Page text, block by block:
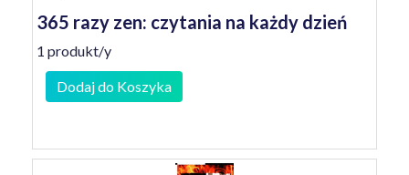
365 razy zen: czytania na każdy dzień
1 produkt/y
Dodaj do Koszyka